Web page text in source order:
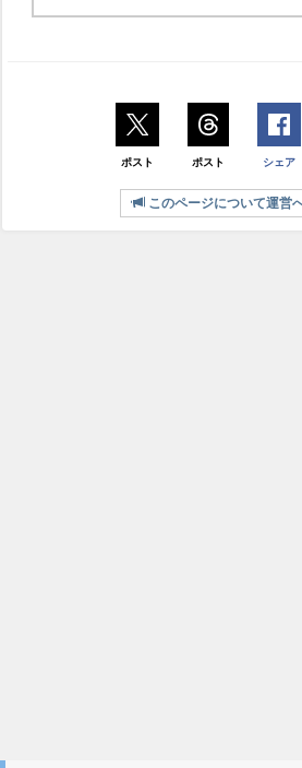
ポスト ポスト シェア
このページについて運営